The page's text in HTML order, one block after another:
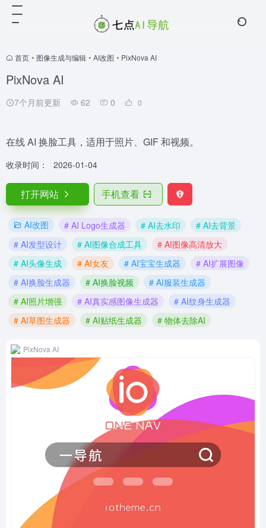
首页 • 图像生成与编辑 • AI改图 • PixNova AI
PixNova AI
7个月前更新 62 0 0
在线 AI 换脸工具，适用于照片、GIF 和视频。
收录时间： 2026-01-04
打开网站 手机查看
AI改图 # AI Logo生成器 # AI去水印
# AI去背景
# AI发型设计
# AI图像合成工具
# AI图像高清放大
# AI头像生成
# AI女友 # AI宝宝生成器
# AI扩展图像
# AI换脸生成器
# AI换脸视频
# AI服装生成器
# AI照片增强
# AI真实感图像生成器
# AI纹身生成器
# AI草图生成器
# AI贴纸生成器 # 物体去除AI
PixNova AI